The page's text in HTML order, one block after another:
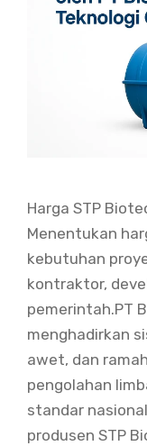
Harga STP
Menentukan
kebutuhan
kontraktor,
pemerintah.PT
menghadirkan
awet, dan
pengolahan
standar
produsen STP